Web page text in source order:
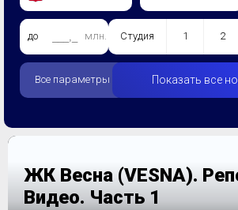
до млн. Студия 1 2
Все параметры Показать все
ЖК Весна (VESNA).
Видео. Часть 1